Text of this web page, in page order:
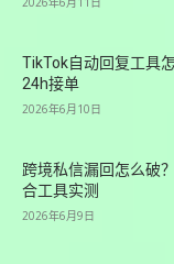
TikTok自动回复工具
24h接单
2026年6月10日
跨境私信漏回怎么破
合工具实测
2026年6月9日